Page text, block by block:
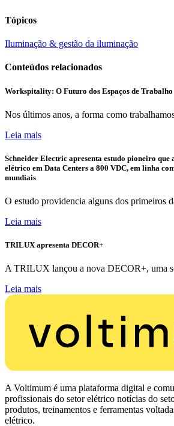
Tópicos
Iluminação & gestão da iluminação
Conteúdos relacionados
Workspitality: O Futuro dos Espaços de Trabalho
Nos últimos anos, a forma como
Leia mais
Schneider Electric apresenta estudo pioneiro que
elétrico em Data Centers a 800 VDC, em linha
mundiais
O estudo providencia alguns dos primeiros
Leia mais
TRILUX apresenta DECOR+
A TRILUX lançou a nova DECOR+, uma
Leia mais
A Voltimum é uma plataforma digital e
profissionais do setor elétrico notícias do
produtos, treinamentos e ferramentas
elétrico.